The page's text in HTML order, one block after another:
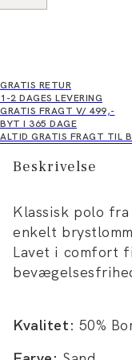
GRATIS RETUR
1-2 DAGES LEVERING
GRATIS FRAGT V/ 499,-
BYT I 365 DAGE
ALTID GRATIS FRAGT TIL
Beskrivelse
Klassisk polo
enkelt
Lavet i comfort
Kvalitet: 50%